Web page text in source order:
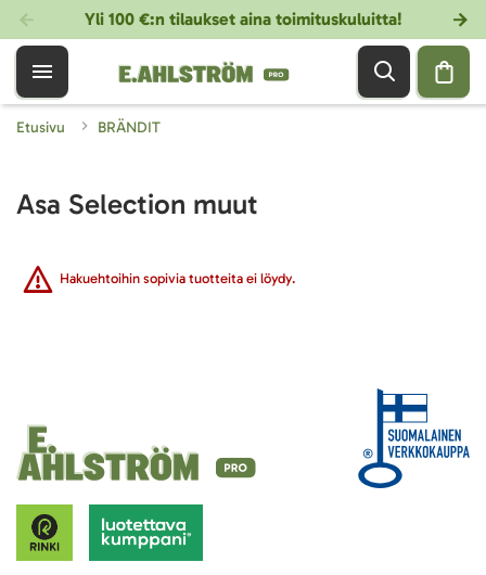
Yli 100 €:n tilaukset aina toimituskuluitta!
Etusivu BRÄNDIT
Asa Selection muut
Hakuehtoihin sopivia tuotteita ei löydy.